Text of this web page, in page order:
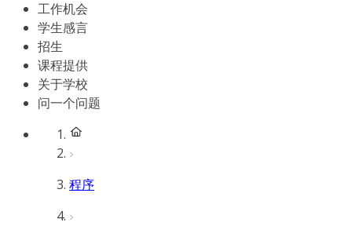
工作机会
学生感言
招生
课程提供
关于学校
问一个问题
程序